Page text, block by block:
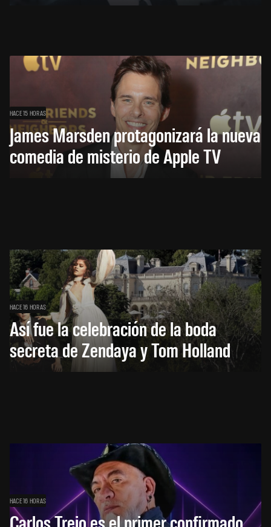
HACE 15 HORAS
James Marsden protagonizará la nueva
comedia de misterio de Apple TV
HACE 16 HORAS
Así fue la celebración de la boda
secreta de Zendaya y Tom Holland
HACE 16 HORAS
Carlos Trejo es el primer confirmado